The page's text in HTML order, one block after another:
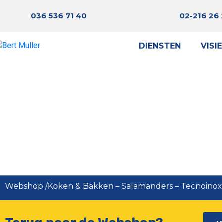
036 536 71 40 02-216 26
DIENSTEN VISIE
Webshop /Koken & Bakken – Salamanders –